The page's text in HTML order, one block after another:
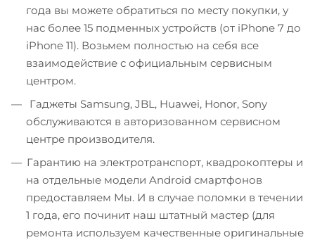
года вы можете обратиться по месту покупки, у
нас более 15 подменных устройств (от iPhone 7 до
iPhone 11). Возьмем полностью на себя все
взаимодействие с официальным сервисным
центром.
Гаджеты Samsung, JBL, Huawei, Honor, Sony
обслуживаются в авторизованном сервисном
центре производителя.
Гарантию на электротранспорт, квадрокоптеры и
на отдельные модели Android смартфонов
предоставляем Мы. И в случае поломки в течении
1 года, его починит наш штатный мастер (для
ремонта используем качественные оригинальные